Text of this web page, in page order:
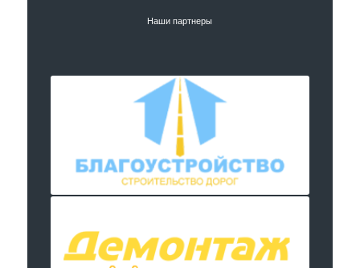
Наши партнеры